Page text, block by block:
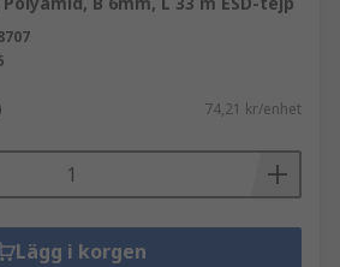
74,21 kr/enhet
Lägg i korgen